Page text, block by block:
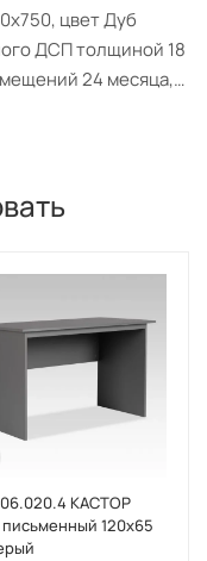
цвет Дуб
ДСП толщиной 18
24 месяца,
КАСТОР
120х65